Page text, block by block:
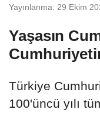
Yayınlanma: 29 Ekim
Yaşasın
Türkiye
100'üncü yılı